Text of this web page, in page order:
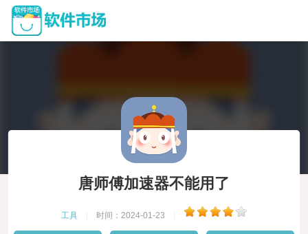
唐师傅加速器不能用了
工具 时间：2024-01-23